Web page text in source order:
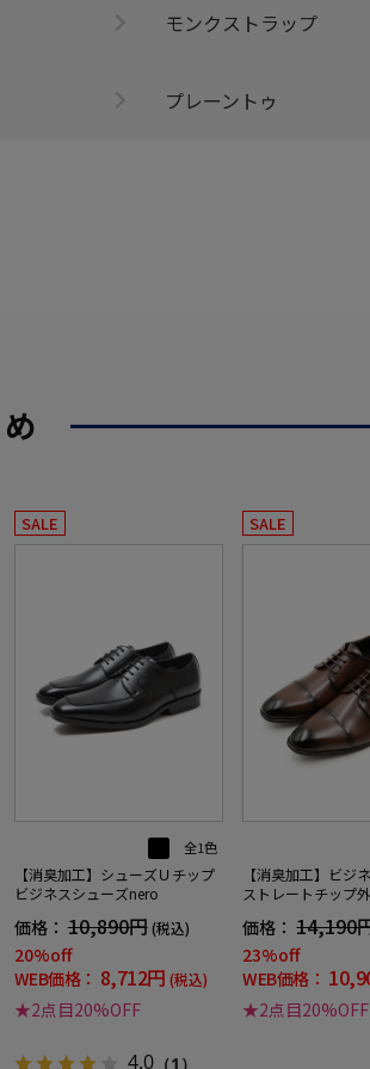
モンクストラップ
プレーントゥ
SALE
全1色
【消臭加工】シューズＵチップ
ビジネスシューズnero
価格： 10,890円(税込)
20%off
WEB価格： 8,712円 (税込)
★2点目20%OFF
4.0（1）
SALE
【消臭加工】ビジ
ストレートチップ
価格： 14,190
23%off
WEB価格：
★2点目20%OFF